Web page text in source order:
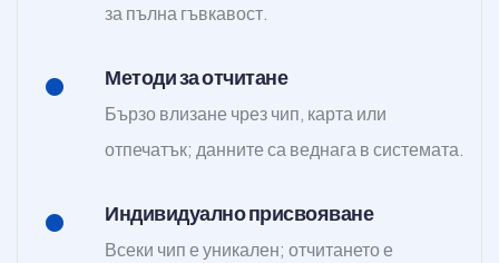
за пълна гъвкавост.
Методи за отчитане
Бързо влизане чрез чип, карта или
отпечатък; данните са веднага в системата.
Индивидуално присвояване
Всеки чип е уникален; отчитането е